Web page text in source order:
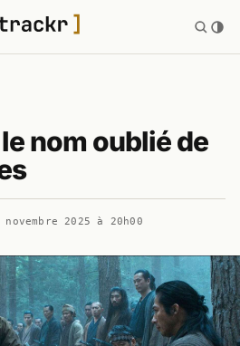
nom oublié de
novembre 2025 à 20h00